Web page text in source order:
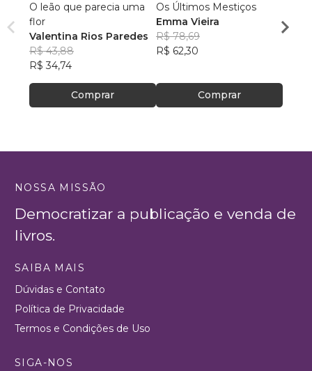
O leão que parecia uma
flor
Valentina Rios Paredes
R$ 43,88
R$ 34,74
Comprar
Os Últimos Mestiços
Emma Vieira
R$ 78,69
R$ 62,30
Comprar
R$
NOSSA MISSÃO
Democratizar a publicação e venda de
livros.
SAIBA MAIS
Dúvidas e Contato
Política de Privacidade
Termos e Condições de Uso
SIGA-NOS